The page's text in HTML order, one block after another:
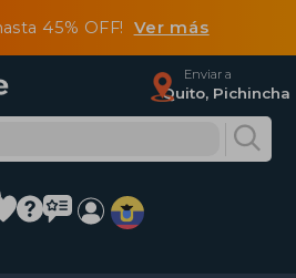
45% OFF! Ver más
Enviar a
Quito, Pichincha